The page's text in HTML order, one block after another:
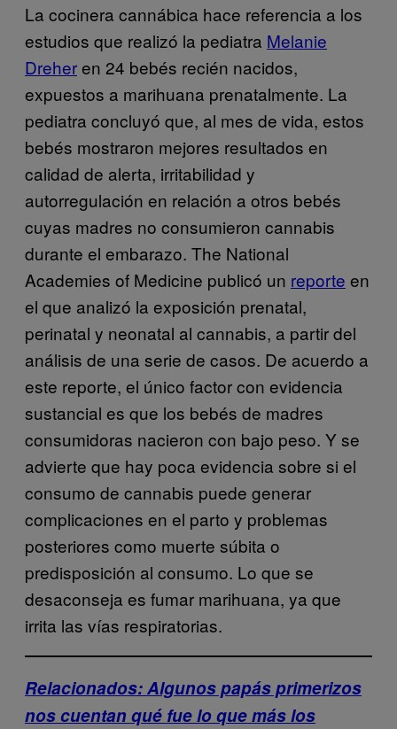
La cocinera cannábica hace referencia a los
estudios que realizó la pediatra Melanie
Dreheren 24 bebés recién nacidos,
expuestos a marihuana prenatalmente. La
pediatra concluyó que, al mes de vida, estos
bebés mostraron mejores resultados en
calidad de alerta, irritabilidad y
autorregulación en relación a otros bebés
cuyas madres no consumieron cannabis
durante el embarazo. The National
Academies of Medicine publicó un reporte en
el que analizó la exposición prenatal,
perinatal y neonatal al cannabis, a partir del
análisis de una serie de casos. De acuerdo a
este reporte, el único factor con evidencia
sustancial es que los bebés de madres
consumidoras nacieron con bajo peso. Y se
advierte que hay poca evidencia sobre si el
consumo de cannabis puede generar
complicaciones en el parto y problemas
posteriores como muerte súbita o
predisposición al consumo. Lo que se
desaconseja es fumar marihuana, ya que
irrita las vías respiratorias.
Relacionados: Algunos papás primerizos
nos cuentan qué fue lo que más los